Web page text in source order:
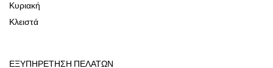
Κυριακή
Κλειστά
ΕΞΥΠΗΡΕΤΗΣΗ ΠΕΛΑΤΩΝ